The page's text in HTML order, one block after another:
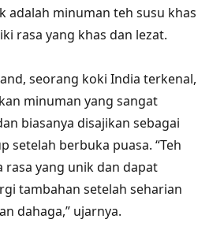
adalah minuman teh susu khas
rasa yang khas dan lezat.
seorang koki India terkenal,
minuman yang sangat
biasanya disajikan sebagai
setelah berbuka puasa. “Teh
yang unik dan dapat
tambahan setelah seharian
dahaga,” ujarnya.